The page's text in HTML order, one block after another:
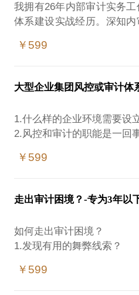
01—风控体系建设系列课程
训》
探索》
《好的人际关系为内审插
与探索》
险为导向的审计流程实践
采购专项审计的实践与探索》
《成功的审计师应该是营
考》 《管不好项目就做不
3.组织选择。刚走出校门
审计、政府机关工作的利和
4.行业选择。什么样的企
我拥有26年内部审计实务
体系建设实战经历。深知
对大型企业集团风控、内
总结各审计项目经验，能
从1.0-2.0-3.0-4.0，再逐步成
能帮你解答：
1.审计部门是否适合主导组
2.如何在组织里播种风控思
5.风控方案如何实施？步骤
￥599
大型企业集团风控或审计体
1.什么样的企业环境需要设
2.风控和审计的职能是一回
系、组织结构、团队组建等。
如何识别这些能力？
......
￥599
走出审计困境？-专为3年以
如何走出审计困境？
1.发现有用的舞弊线索？
3.审计报告怎么写？
￥599